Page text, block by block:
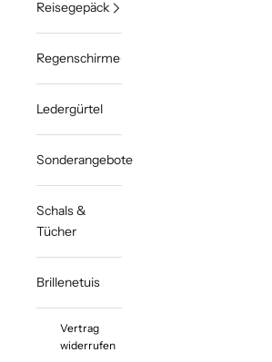
Reisegepäck
Regenschirme
Ledergürtel
Sonderangebote
Schals &
Tücher
Brillenetuis
Vertrag
widerrufen